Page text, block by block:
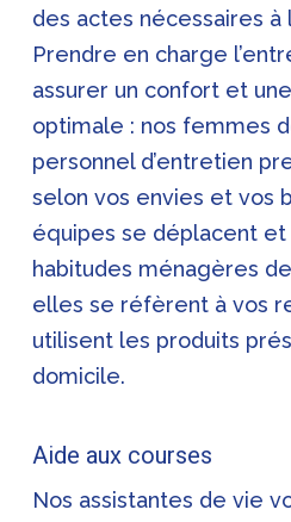
des actes nécessaires
Prendre en charge
assurer un confort et
optimale : nos femmes
personnel d’entretien
selon vos envies et vos
équipes se déplacent et
habitudes ménagères
elles se réfèrent à vos
utilisent les produits
domicile.
Aide aux courses
Nos assistantes de vie